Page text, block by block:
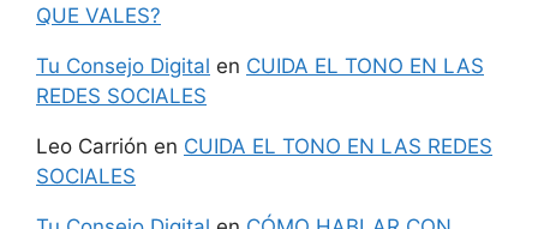
QUE VALES?
Tu Consejo Digital en CUIDA EL TONO EN LAS
REDES SOCIALES
Leo Carrión en CUIDA EL TONO EN LAS REDES
SOCIALES